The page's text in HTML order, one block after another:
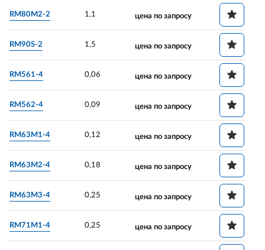
RM80M2-2 1,1 цена по запросу
RM90S-2 1,5 цена по запросу
RM561-4 0,06 цена по запросу
RM562-4 0,09 цена по запросу
RM63M1-4 0,12 цена по запросу
RM63M2-4 0,18 цена по запросу
RM63M3-4 0,25 цена по запросу
RM71M1-4 0,25 цена по запросу